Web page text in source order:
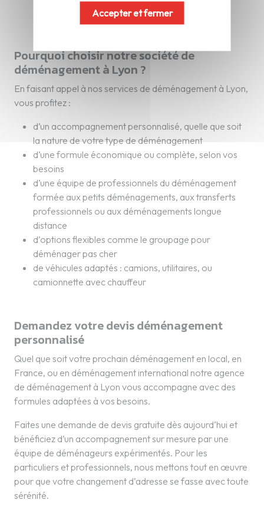
Pourquoi choisir notre société de
déménagement à Lyon ?
En faisant appel à nos services de déménagement à Lyon,
vous profitez :
d’un accompagnement personnalisé, quelle que soit
la nature de votre type de déménagement
d’une formule économique ou complète, selon vos
besoins
d’une équipe de professionnels du déménagement
formée aux petits déménagements, aux transferts
professionnels ou aux déménagements longue
distance
d’options flexibles comme le groupage pour
déménager pas cher
de véhicules adaptés : camions, utilitaires, ou
camionnette avec chauffeur
Demandez votre devis déménagement
personnalisé
Quel que soit votre prochain déménagement en local, en
France, ou en déménagement international notre agence
de déménagement à Lyon vous accompagne avec des
formules adaptées à vos besoins.
Faites une demande de devis gratuite dès aujourd’hui et
bénéficiez d’un accompagnement sur mesure par une
équipe de déménageurs expérimentés. Pour les
particuliers et professionnels, nous mettons tout en œuvre
pour que votre changement d’adresse se fasse avec toute
sérénité.
Accepter et fermer